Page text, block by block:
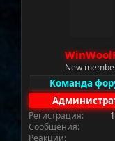
а
New
Команда
Регистрация
Сообщения
Реакции